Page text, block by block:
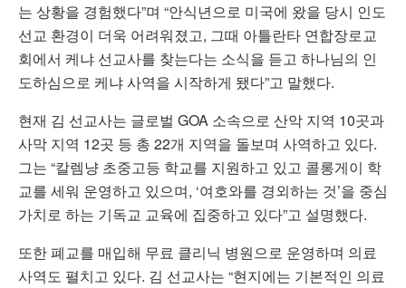
는 상황을 경험했다”며 “안식년으로 미국에 왔을 당시 인도
선교 환경이 더욱 어려워졌고, 그때 아틀란타 연합장로교
회에서 케냐 선교사를 찾는다는 소식을 듣고 하나님의 인
도하심으로 케냐 사역을 시작하게 됐다”고 말했다.
현재 김 선교사는 글로벌 GOA 소속으로 산악 지역 10곳과
사막 지역 12곳 등 총 22개 지역을 돌보며 사역하고 있다.
그는 “칼렘냥 초중고등 학교를 지원하고 있고 콜롱게이 학
교를 세워 운영하고 있으며, ‘여호와를 경외하는 것’을 중심
가치로 하는 기독교 교육에 집중하고 있다”고 설명했다.
또한 폐교를 매입해 무료 클리닉 병원으로 운영하며 의료
사역도 펼치고 있다. 김 선교사는 “현지에는 기본적인 의료